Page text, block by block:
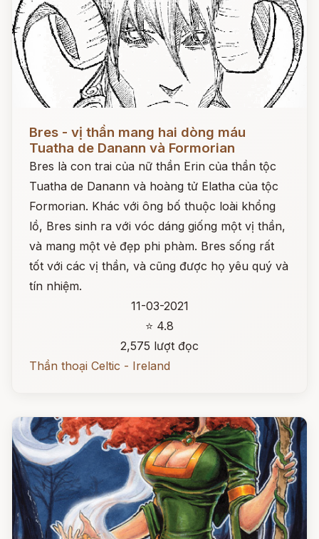
Bres - vị thần mang hai dòng máu
Tuatha de Danann và Formorian
Bres là con trai của nữ thần Erin của thần tộc
Tuatha de Danann và hoàng tử Elatha của tộc
Formorian. Khác với ông bố thuộc loài khổng
lồ, Bres sinh ra với vóc dáng giống một vị thần,
và mang một vẻ đẹp phi phàm. Bres sống rất
tốt với các vị thần, và cũng được họ yêu quý và
tín nhiệm.
11-03-2021
⭐ 4.8
2,575 lượt đọc
Thần thoại Celtic - Ireland